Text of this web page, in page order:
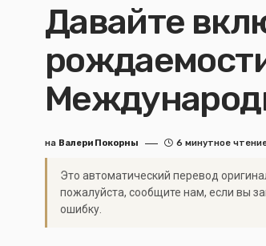
Давайте
на Валери Покорны 6 минутное
Это автоматический перевод
пожалуйста, сообщите нам, если вы
ошибку.